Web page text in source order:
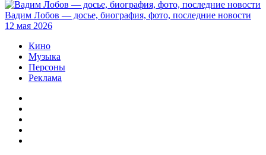
Вадим Лобов — досье, биография, фото, последние новости
12 мая 2026
Кино
Музыка
Персоны
Реклама